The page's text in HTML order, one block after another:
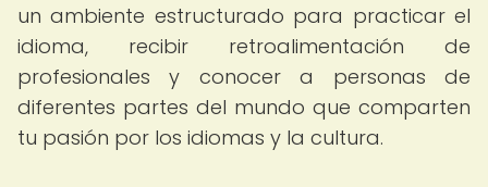
un ambiente estructurado para practicar el
idioma, recibir retroalimentación de
profesionales y conocer a personas de
diferentes partes del mundo que comparten
tu pasión por los idiomas y la cultura.